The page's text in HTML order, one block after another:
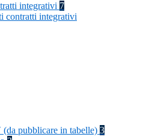
integrativi 7
contratti integrativi
pubblicare in tabelle) 3